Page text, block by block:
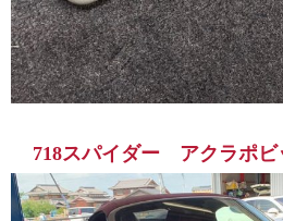
718スパイダー アクラポビ